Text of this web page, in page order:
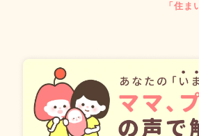
「住ま